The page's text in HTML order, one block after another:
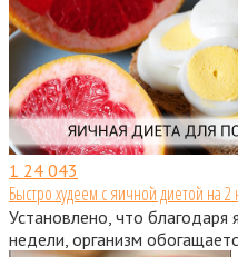
1 24 043
Быстро худеем с яичной диетой на
Установлено, что благодаря
недели, организм